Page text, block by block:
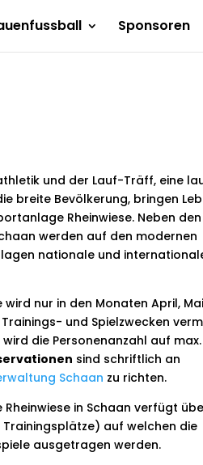
Sponsoren
und der Lauf-Träff, eine
breite Bevölkerung, bringen
Rheinwiese. Neben
werden auf den modernen
nationale und
nur in den Monaten April,
und Spielzwecken
die Personenanzahl auf
sind schriftlich an
Schaan zu richten.
Rheinwiese in Schaan verfügt
auf welchen die
ausgetragen werden.